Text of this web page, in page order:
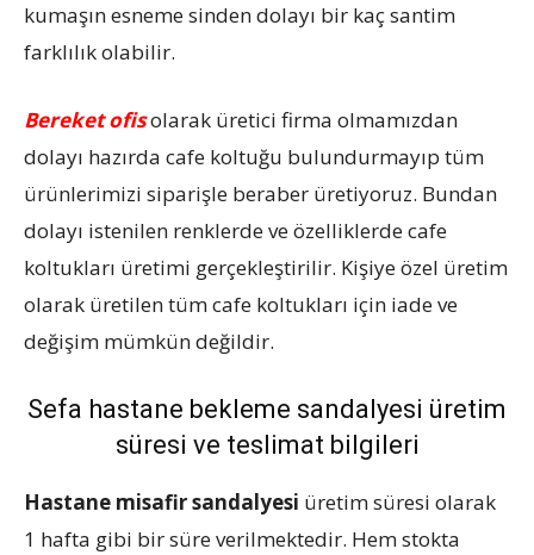
kumaşın esneme sinden dolayı bir kaç santim
farklılık olabilir.
Bereket ofisolarak üretici firma olmamızdan
dolayı hazırda cafe koltuğu bulundurmayıp tüm
ürünlerimizi siparişle beraber üretiyoruz. Bundan
dolayı istenilen renklerde ve özelliklerde cafe
koltukları üretimi gerçekleştirilir. Kişiye özel üretim
olarak üretilen tüm cafe koltukları için iade ve
değişim mümkün değildir.
Sefa hastane bekleme sandalyesi üretim
süresi ve teslimat bilgileri
Hastane misafir sandalyesi üretim süresi olarak
1 hafta gibi bir süre verilmektedir. Hem stokta